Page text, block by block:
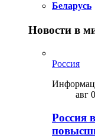
Беларусь
Новости в
Россия
авг
Россия